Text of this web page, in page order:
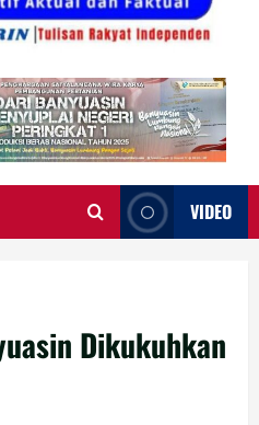
VIDEO
Dikukuhkan